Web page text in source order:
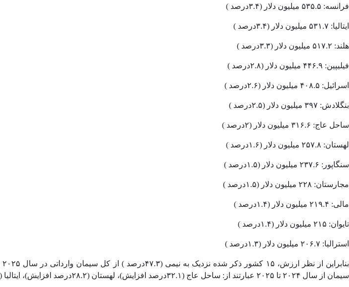
فرانسه: ۵۳۵.۵ میلیون دلار (۳.۴درصد )
ایتالیا: ۵۳۱.۷ میلیون دلار (۳.۴درصد )
هلند: ۵۱۷.۲ میلیون دلار (۳.۳درصد )
فیلیپین: ۴۴۶.۹ میلیون دلار (۲.۸درصد )
اسرائیل: ۴۰۸.۵ میلیون دلار (۲.۶درصد )
بنگلادش: ۳۹۷ میلیون دلار (۲.۵درصد )
ساحل عاج: ۳۱۶.۶ میلیون دلار (۲درصد )
لهستان: ۲۵۷.۸ میلیون دلار (۱.۶درصد )
سنگاپور: ۲۳۷.۶ میلیون دلار (۱.۵درصد )
مجارستان: ۲۲۸ میلیون دلار (۱.۵درصد )
مالی: ۲۱۹.۴ میلیون دلار (۱.۴درصد )
تایوان: ۲۱۵ میلیون دلار (۱.۴درصد )
استرالیا: ۲۰۶.۷ میلیون دلار (۱.۳درصد )
سیمان از سال ۲۰۲۴ تا ۲۰۲۵ عبارتند از: ساحل عاج (۳۲.۱درصد افزایش)، لهستان (۲۸.۲درصد افزایش)، ایتالیا (۲۷.۴درصد افزایش) و اسرائیل (۱۸.۴درصد افزایش).